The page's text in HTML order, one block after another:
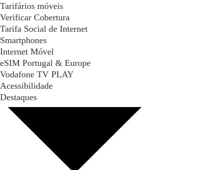
Tarifários móveis
Verificar Cobertura
Tarifa Social de Internet
Smartphones
Internet Móvel
eSIM Portugal & Europe
Vodafone TV PLAY
Acessibilidade
Destaques